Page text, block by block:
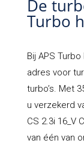
De
Turbo
Bij APS Turbo
adres voor
turbo’s. Met
u verzekerd
CS 2.3i 16_V
van één van